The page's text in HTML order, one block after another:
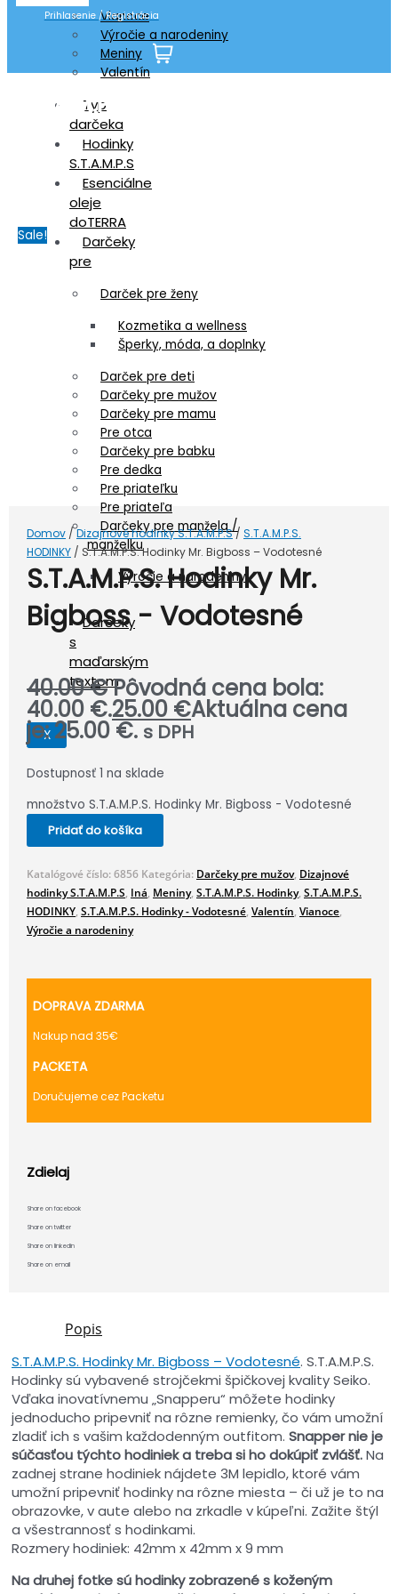
Vianoce
Výročie a narodeniny
Meniny
Valentín
Typ
darčeka
Hodinky
S.T.A.M.P.S
Esenciálne
oleje
doTERRA
Darčeky
pre
Darček pre ženy
Kozmetika a wellness
Šperky, móda, a doplnky
Darček pre deti
Darčeky pre mužov
Darčeky pre mamu
Pre otca
Darčeky pre babku
Pre dedka
Pre priateľku
Pre priateľa
Darčeky pre manžela /
manželku
Výročie a narodeniny
Darčeky
s
maďarským
textom
X
Prihlasenie / Registrácia
S.T.A.M.P.S. Hodinky Mr. Bigboss –
Sale!
Domov /Dizajnové hodinky S.T.A.M.P.S/ S.T.A.M.P.S.
HODINKY / S.T.A.M.P.S. Hodinky Mr. Bigboss – Vodotesné
S.T.A.M.P.S. Hodinky Mr.
Bigboss - Vodotesné
40.00€Pôvodná cena bola:
40.00 €.25.00 €Aktuálna cena
je: 25.00 €. s DPH
Dostupnosť 1 na sklade
množstvo S.T.A.M.P.S. Hodinky Mr. Bigboss - Vodotesné
Pridať do košíka
Katalógové číslo:6856 Kategória: Darčeky pre mužov, Dizajnové
hodinky S.T.A.M.P.S, Iná, Meniny,S.T.A.M.P.S. Hodinky,S.T.A.M.P.S.
HODINKY,S.T.A.M.P.S. Hodinky - Vodotesné,Valentín,Vianoce,
Výročie a narodeniny
DOPRAVA ZDARMA
Nakup nad 35€
PACKETA
Doručujeme cez Packetu
Zdielaj
Share on facebook
Share on twitter
Share on linkedin
Share on email
Popis
S.T.A.M.P.S. Hodinky Mr. Bigboss – Vodotesné. S.T.A.M.P.S.
Hodinky sú vybavené strojčekmi špičkovej kvality Seiko.
Vďaka inovatívnemu „Snapperu“ môžete hodinky
jednoducho pripevniť na rôzne remienky, čo vám umožní
zladiť ich s vašim každodenným outfitom. Snapper nie je
súčasťou týchto hodiniek a treba si ho dokúpiť zvlášť.Na
zadnej strane hodiniek nájdete 3M lepidlo, ktoré vám
umožní pripevniť hodinky na rôzne miesta – či už je to na
obrazovke, v aute alebo na zrkadle v kúpeľni. Zažite štýl
a všestrannosť s hodinkami.
Rozmery hodiniek: 42mm x 42mm x 9 mm
Na druhej fotke sú hodinky zobrazené s koženým